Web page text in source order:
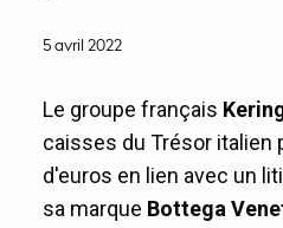
5 avril 2022
Le groupe français
caisses du Trésor italien
d'euros en lien avec un
sa marque Bottega